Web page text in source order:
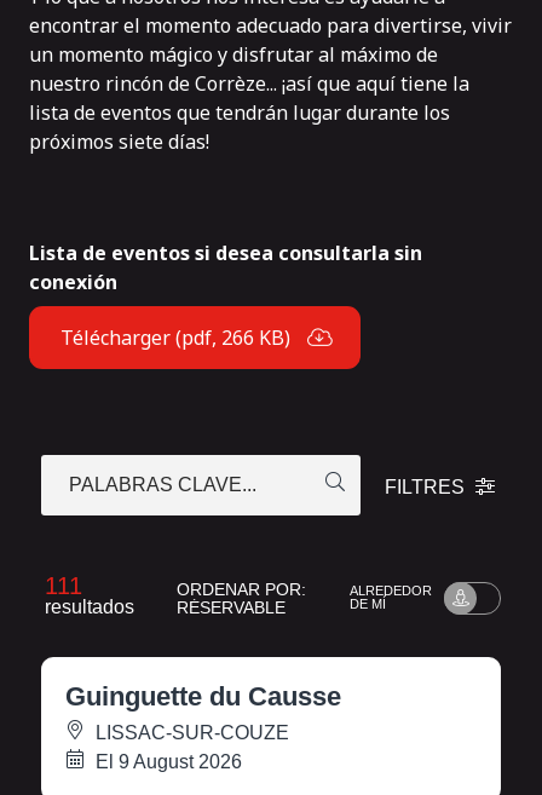
encontrar el momento adecuado para divertirse, vivir
un momento mágico y disfrutar al máximo de
nuestro rincón de Corrèze... ¡así que aquí tiene la
lista de eventos que tendrán lugar durante los
próximos siete días!
Lista de eventos si desea consultarla sin
conexión
Télécharger (pdf, 266 KB)
PALABRAS CLAVE... FILTRES
111
resultados
ORDENAR POR:
RÉSERVABLE
ALREDEDOR
DE MÍ
Guinguette du Causse
LISSAC-SUR-COUZE
El 9 August 2026